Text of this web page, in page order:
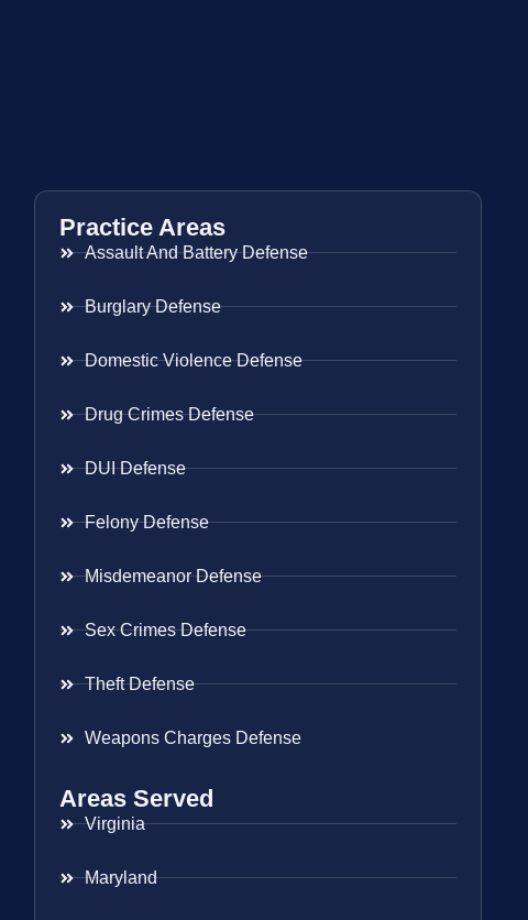
Practice Areas
Assault And Battery Defense
Burglary Defense
Domestic Violence Defense
Drug Crimes Defense
DUI Defense
Felony Defense
Misdemeanor Defense
Sex Crimes Defense
Theft Defense
Weapons Charges Defense
Areas Served
Virginia
Maryland